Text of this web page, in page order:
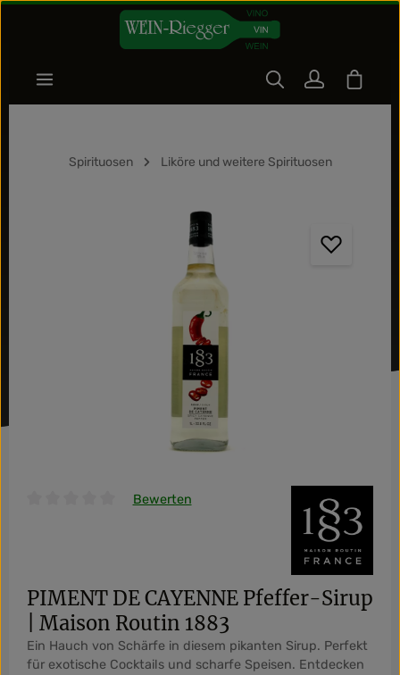
Zum Hauptinhalt springen
Spirituosen Liköre und weitere Spirituosen
Durchschnittliche Bewertung von 0 von 5 Sternen
Bewerten
PIMENT DE CAYENNE Pfeffer-Sirup
| Maison Routin 1883
Ein Hauch von Schärfe in diesem pikanten Sirup. Perfekt
für exotische Cocktails und scharfe Speisen. Entdecken